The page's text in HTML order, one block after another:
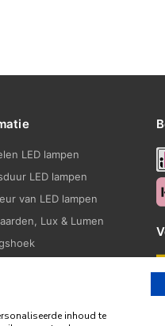
LED lampen
LED lampen
van LED lampen
Lux & Lumen
inhoud te